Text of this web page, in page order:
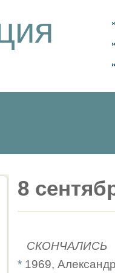
8
СКОНЧАЛИСЬ
* 1969,